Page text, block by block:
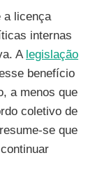
a licença
internas
A legislação
benefício
a menos que
coletivo de
se que